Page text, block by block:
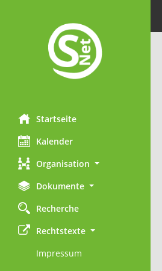
Startseite
Kalender
Organisation
Dokumente
Recherche
Rechtstexte
Impressum